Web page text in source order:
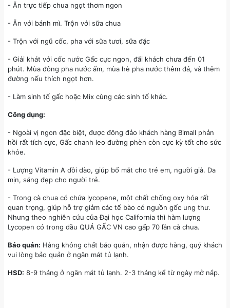
- Ăn trực tiếp chua ngọt thơm ngon
- Ăn với bánh mì. Trộn với sữa chua
- Trộn với ngũ cốc, pha với sữa tươi, sữa đặc
- Giải khát với cốc nước Gấc cực ngon, đãi khách chưa đến 01
phút. Mùa đông pha nước ấm, mùa hè pha nước thêm đá, và thêm
đường nếu thích ngọt hơn.
- Làm sinh tố gấc hoặc Mix cùng các sinh tố khác.
Công dụng:
- Ngoài vị ngon đặc biệt, được đông đảo khách hàng Bimall phản
hồi rất tích cực, Gấc chanh leo đường phèn còn cực kỳ tốt cho sức
khỏe.
- Lượng Vitamin A dồi dào, giúp bổ mắt cho trẻ em, người già. Da
mịn, sáng đẹp cho người trẻ.
- Trong cà chua có chứa lycopene, một chất chống oxy hóa rất
quan trọng, giúp hỗ trợ giảm các tế bào có nguồn gốc ung thư.
Nhưng theo nghiên cứu của Đại học California thì hàm lượng
Lycopen có trong dầu QUẢ GẤC VN cao gấp 70 lần cà chua.
Bảo quản: Hàng không chất bảo quản, nhận được hàng, quý khách
vui lòng bảo quản ở ngăn mát tủ lạnh.
HSD: 8-9 tháng ở ngăn mát tủ lạnh. 2-3 tháng kể từ ngày mở nắp.